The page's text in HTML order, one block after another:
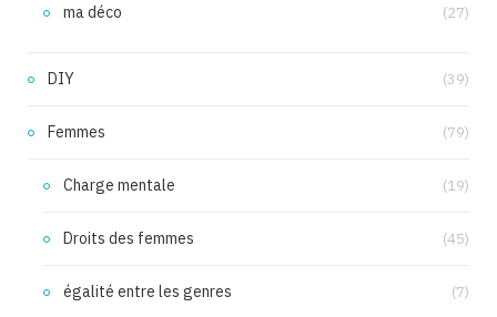
ma déco (27)
DIY (39)
Femmes (79)
Charge mentale (19)
Droits des femmes (45)
égalité entre les genres (7)